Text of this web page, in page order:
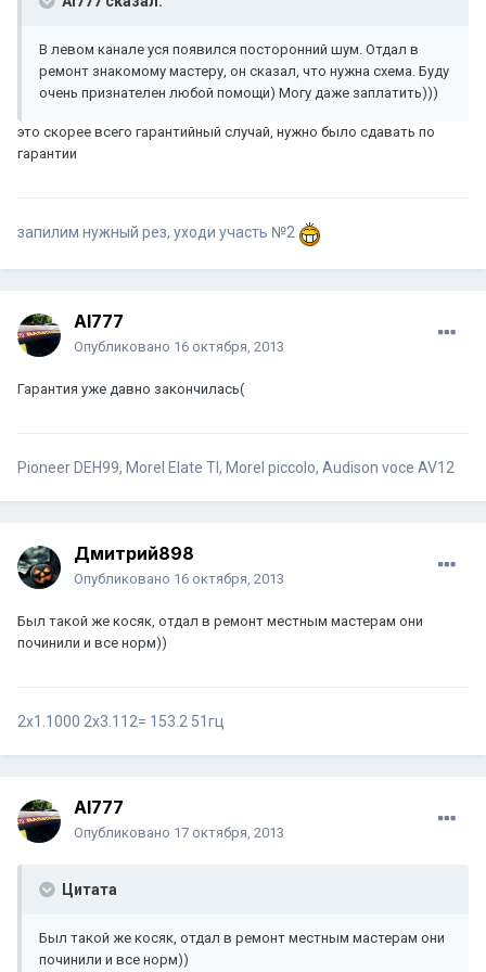
В левом канале уся появился посторонний шум. Отдал в
ремонт знакомому мастеру, он сказал, что нужна схема. Буду
очень признателен любой помощи) Могу даже заплатить)))
это скорее всего гарантийный случай, нужно было сдавать по
гарантии
запилим нужный рез, уходи участь №2
Al777
Опубликовано 16 октября, 2013
Гарантия уже давно закончилась(
Pioneer DEH99, Morel Elate TI, Morel piccolo, Audison voce AV12
Дмитрий898
Опубликовано 16 октября, 2013
Был такой же косяк, отдал в ремонт местным мастерам они
починили и все норм))
2х1.1000 2х3.112= 153.2 51гц
Al777
Опубликовано 17 октября, 2013
Цитата
Был такой же косяк, отдал в ремонт местным мастерам они
починили и все норм))